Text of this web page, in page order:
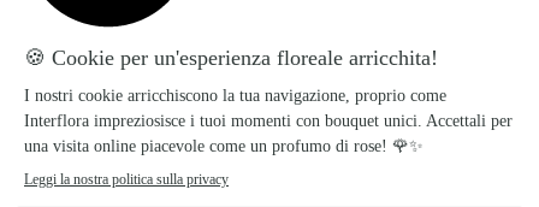
Siamo Al Verde Di Fontanella Anna
GALLARATE
★★★★★4.8 (252)
Via Varese 38